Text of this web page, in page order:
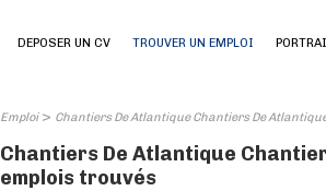
DEPOSER UN CV TROUVER UN EMPLOI
Emploi> Chantiers De Atlantique Chantiers De
Chantiers De Atlantique
emplois trouvés